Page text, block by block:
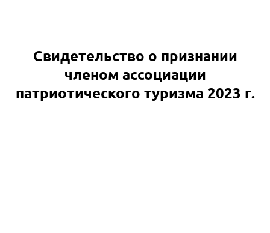
Свидетельство о признании
членом ассоциации
патриотического туризма 2023 г.